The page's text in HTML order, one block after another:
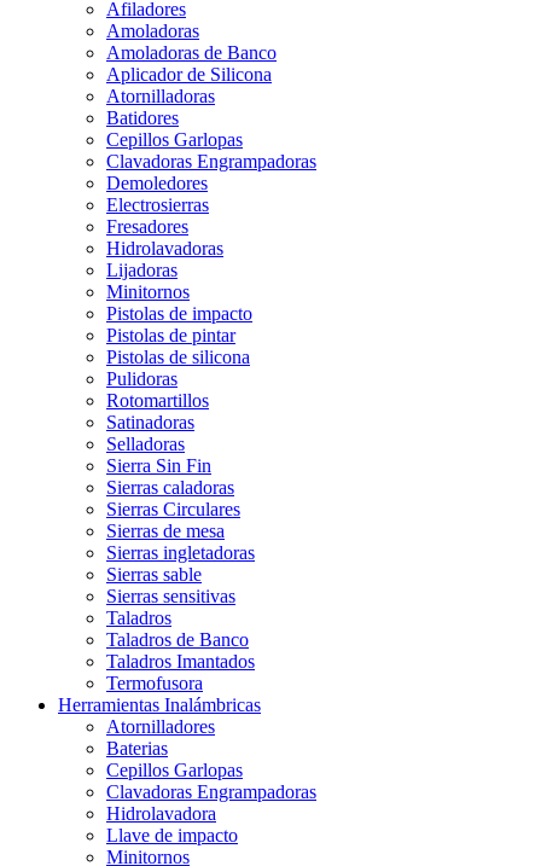
Afiladores
Amoladoras
Amoladoras de Banco
Aplicador de Silicona
Atornilladoras
Batidores
Cepillos Garlopas
Clavadoras Engrampadoras
Demoledores
Electrosierras
Fresadores
Hidrolavadoras
Lijadoras
Minitornos
Pistolas de impacto
Pistolas de pintar
Pistolas de silicona
Pulidoras
Rotomartillos
Satinadoras
Selladoras
Sierra Sin Fin
Sierras caladoras
Sierras Circulares
Sierras de mesa
Sierras ingletadoras
Sierras sable
Sierras sensitivas
Taladros
Taladros de Banco
Taladros Imantados
Termofusora
Herramientas Inalámbricas
Atornilladores
Baterias
Cepillos Garlopas
Clavadoras Engrampadoras
Hidrolavadora
Llave de impacto
Minitornos